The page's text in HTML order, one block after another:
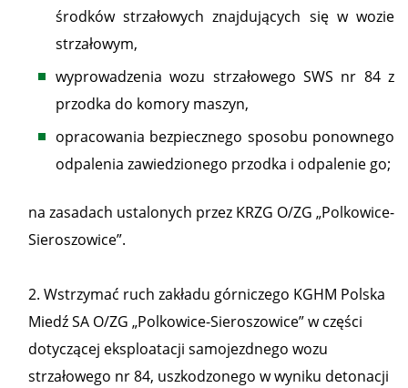
środków strzałowych znajdujących się w wozie
strzałowym,
wyprowadzenia wozu strzałowego SWS nr 84 z
przodka do komory maszyn,
opracowania bezpiecznego sposobu ponownego
odpalenia zawiedzionego przodka i odpalenie go;
na zasadach ustalonych przez KRZG O/ZG „Polkowice-
Sieroszowice”.
2. Wstrzymać ruch zakładu górniczego KGHM Polska
Miedź SA O/ZG „Polkowice-Sieroszowice” w części
dotyczącej eksploatacji samojezdnego wozu
strzałowego nr 84, uszkodzonego w wyniku detonacji